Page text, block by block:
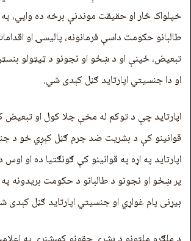
خپلواک څار او حقیقت موندنې برخه ده وايي،
طالبانو حکومت داسې فرمانونه، پالیسۍ او
تبعیض، ځپنې او د ښځو او نجونو د ټیټولو
او دا جنسيتي اپارتاید ګڼل کېدی شي.
اپارتاید چې د توکم له مخې جلا کول او تبعیض
قوانینو کې د بشریت ضد جرم ګڼل کېږي خو د
اپارتاید په اړه په قوانینو کې ګونګتیا ده او
پر ښځو او نجونو د طالبانو د حکومت بریدونه په
بيړنی پام غواړي او جنسيتي اپارتاید ګڼل کېدی